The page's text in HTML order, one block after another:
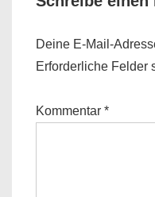
Deine E-Mail-
Erforderliche Felder
Kommentar *